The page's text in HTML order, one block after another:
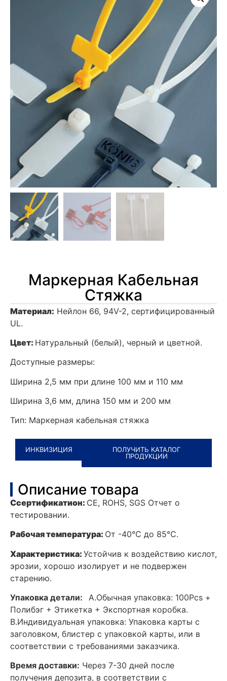
Маркерная Кабельная
Стяжка
Материал: Нейлон 66, 94V-2, сертифицированный
UL.
Цвет: Натуральный (белый), черный и цветной.
Доступные размеры:
Ширина 2,5 мм при длине 100 мм и 110 мм
Ширина 3,6 мм, длина 150 мм и 200 мм
Тип: Маркерная кабельная стяжка
ИНКВИЗИЦИЯ
ПОЛУЧИТЬ КАТАЛОГ
ПРОДУКЦИИ
Описание товара
Cсертификатион: CE, ROHS, SGS Отчет о
тестировании.
Рабочая температура: От -40℃ до 85℃.
Характеристика: Устойчив к воздействию кислот,
эрозии, хорошо изолирует и не подвержен
старению.
Упаковка детали: A.Обычная упаковка: 100Pcs +
Полибэг + Этикетка + Экспортная коробка.
B.Индивидуальная упаковка: Упаковка карты с
заголовком, блистер с упаковкой карты, или в
соответствии с требованиями заказчика.
Время доставки: Через 7-30 дней после
получения депозита, в соответствии с